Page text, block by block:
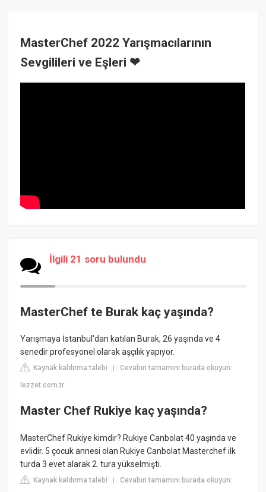
MasterChef 2022 Yarışmacılarının
Sevgilileri ve Eşleri ❤
İlgili 21 soru bulundu
MasterChef te Burak kaç yaşında?
Yarışmaya İstanbul'dan katılan Burak, 26 yaşında ve 4
senedir profesyonel olarak aşçılık yapıyor.
Kaynak kaldırma talebi |Cevabın tamamını burada okuyun:
lezzet.com.tr
Master Chef Rukiye kaç yaşında?
MasterChef Rukiye kimdir? Rukiye Canbolat 40 yaşında ve
evlidir. 5 çocuk annesi olan Rukiye Canbolat Masterchef ilk
turda 3 evet alarak 2. tura yükselmişti.
Kaynak kaldırma talebi |Cevabın tamamını burada okuyun: